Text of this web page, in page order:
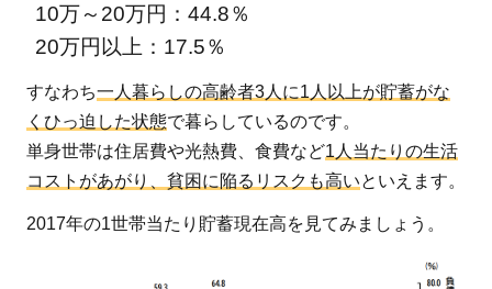
2.1
単身
女性
の貧
困率
が高
10万～20万円：44.8％
20万円以上：17.5％
すなわち一人暮らしの高齢者3人に1人以上が貯蓄がな
くひっ迫した状態で暮らしているのです。
単身世帯は住居費や光熱費、食費など1人当たりの生活
コストがあがり、貧困に陥るリスクも高いといえます。
2017年の1世帯当たり貯蓄現在高を見てみましょう。